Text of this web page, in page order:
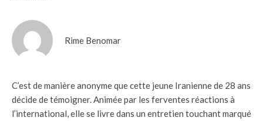
Rime Benomar
C’est de manière anonyme que cette jeune Iranienne de 28 ans
décide de témoigner. Animée par les ferventes réactions à
l’international, elle se livre dans un entretien touchant marqué